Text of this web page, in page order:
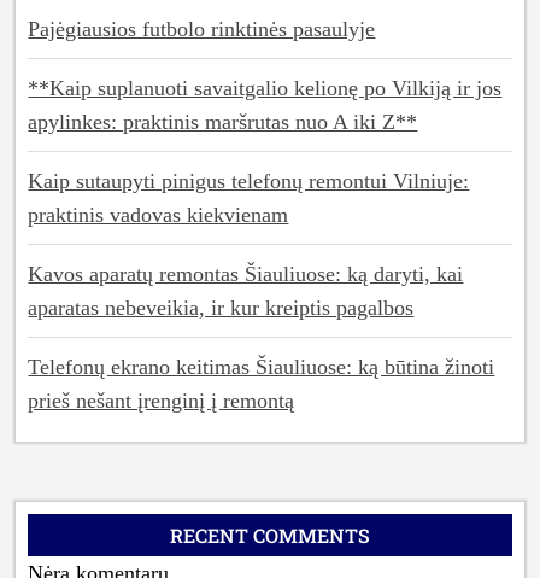
Pajėgiausios futbolo rinktinės pasaulyje
**Kaip suplanuoti savaitgalio kelionę po Vilkiją ir jos
apylinkes: praktinis maršrutas nuo A iki Z**
Kaip sutaupyti pinigus telefonų remontui Vilniuje:
praktinis vadovas kiekvienam
Kavos aparatų remontas Šiauliuose: ką daryti, kai
aparatas nebeveikia, ir kur kreiptis pagalbos
Telefonų ekrano keitimas Šiauliuose: ką būtina žinoti
prieš nešant įrenginį į remontą
RECENT COMMENTS
Nėra komentarų.